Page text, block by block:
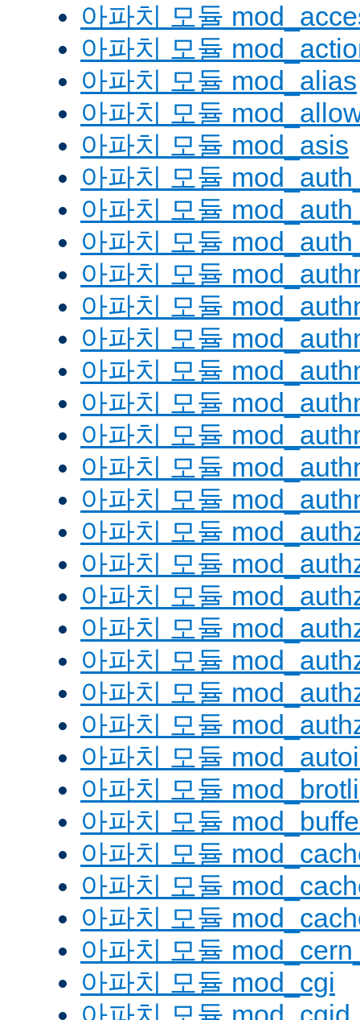
아파치 모듈
아파치 모듈
아파치 모듈 mod_alias
아파치 모듈
아파치 모듈 mod_asis
아파치 모듈
아파치 모듈
아파치 모듈
아파치 모듈
아파치 모듈
아파치 모듈
아파치 모듈
아파치 모듈
아파치 모듈
아파치 모듈
아파치 모듈
아파치 모듈
아파치 모듈
아파치 모듈
아파치 모듈
아파치 모듈
아파치 모듈
아파치 모듈
아파치 모듈
아파치 모듈 mod_brotli
아파치 모듈
아파치 모듈
아파치 모듈
아파치 모듈
아파치 모듈
아파치 모듈 mod_cgi